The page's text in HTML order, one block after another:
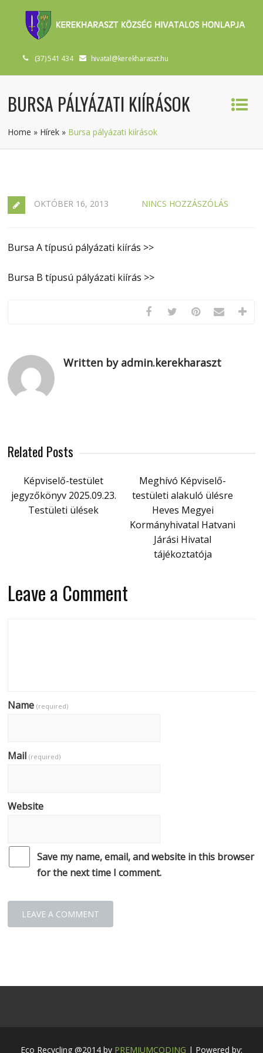
(37) 541 434 hivatal@kerekharaszt.hu
BURSA PÁLYÁZATI KIÍRÁSOK
Home » Hírek » Bursa pályázati kiírások
OKTÓBER 16, 2013 NINCS HOZZÁSZÓLÁS
Bursa A típusú pályázati kiírás >>
Bursa B típusú pályázati kiírás >>
Written by admin.kerekharaszt
Related Posts
Képviselő-testület
jegyzőkönyv 2025.09.23.
Meghívó Képviselő-
testületi alakuló ülésre
Testületi ülések
Heves Megyei
Kormányhivatal Hatvani
Járási Hivatal
tájékoztatója
Leave a Comment
Name(required)
Mail(required)
Website
Save my name, email, and website in this browser
for the next time I comment.
Eco Recycling @2014 by PREMIUMCODING | Powered by: